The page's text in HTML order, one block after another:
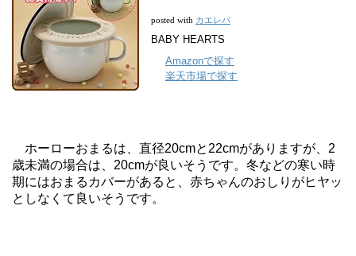
posted with カエレバ
BABY HEARTS
Amazonで探す
楽天市場で探す
ホーローおまるは、直径20cmと22cmがありますが、2
歳未満の場合は、20cmが良いそうです。冬などの寒い時
期にはおまるカバーがあると、赤ちゃんのおしりがヒヤッ
としなくて良いそうです。